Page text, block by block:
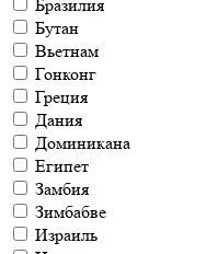
Бразилия
Бутан
Вьетнам
Гонконг
Греция
Дания
Доминикана
Египет
Замбия
Зимбабве
Израиль